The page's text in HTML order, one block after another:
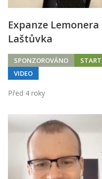
Expanze
Laštůvka
SPONZOROVÁNO
VIDEO
Před 4 roky